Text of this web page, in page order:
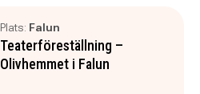
Plats: Falun
Teaterföreställning –
Olivhemmet i Falun